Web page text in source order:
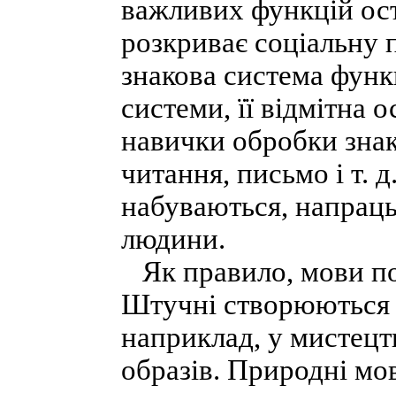
важливих функцій
розкриває
знакова система
системи, її відмітна
навички обробки
читання, письмо і т.
набуваються,
людини.
Як правило, мови
Штучні створюються
наприклад, у
образів. Природні